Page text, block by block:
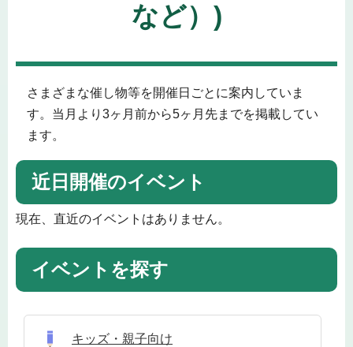
など）)
さまざまな催し物等を開催日ごとに案内していま
す。当月より3ヶ月前から5ヶ月先までを掲載してい
ます。
近日開催のイベント
現在、直近のイベントはありません。
イベントを探す
キッズ・親子向け